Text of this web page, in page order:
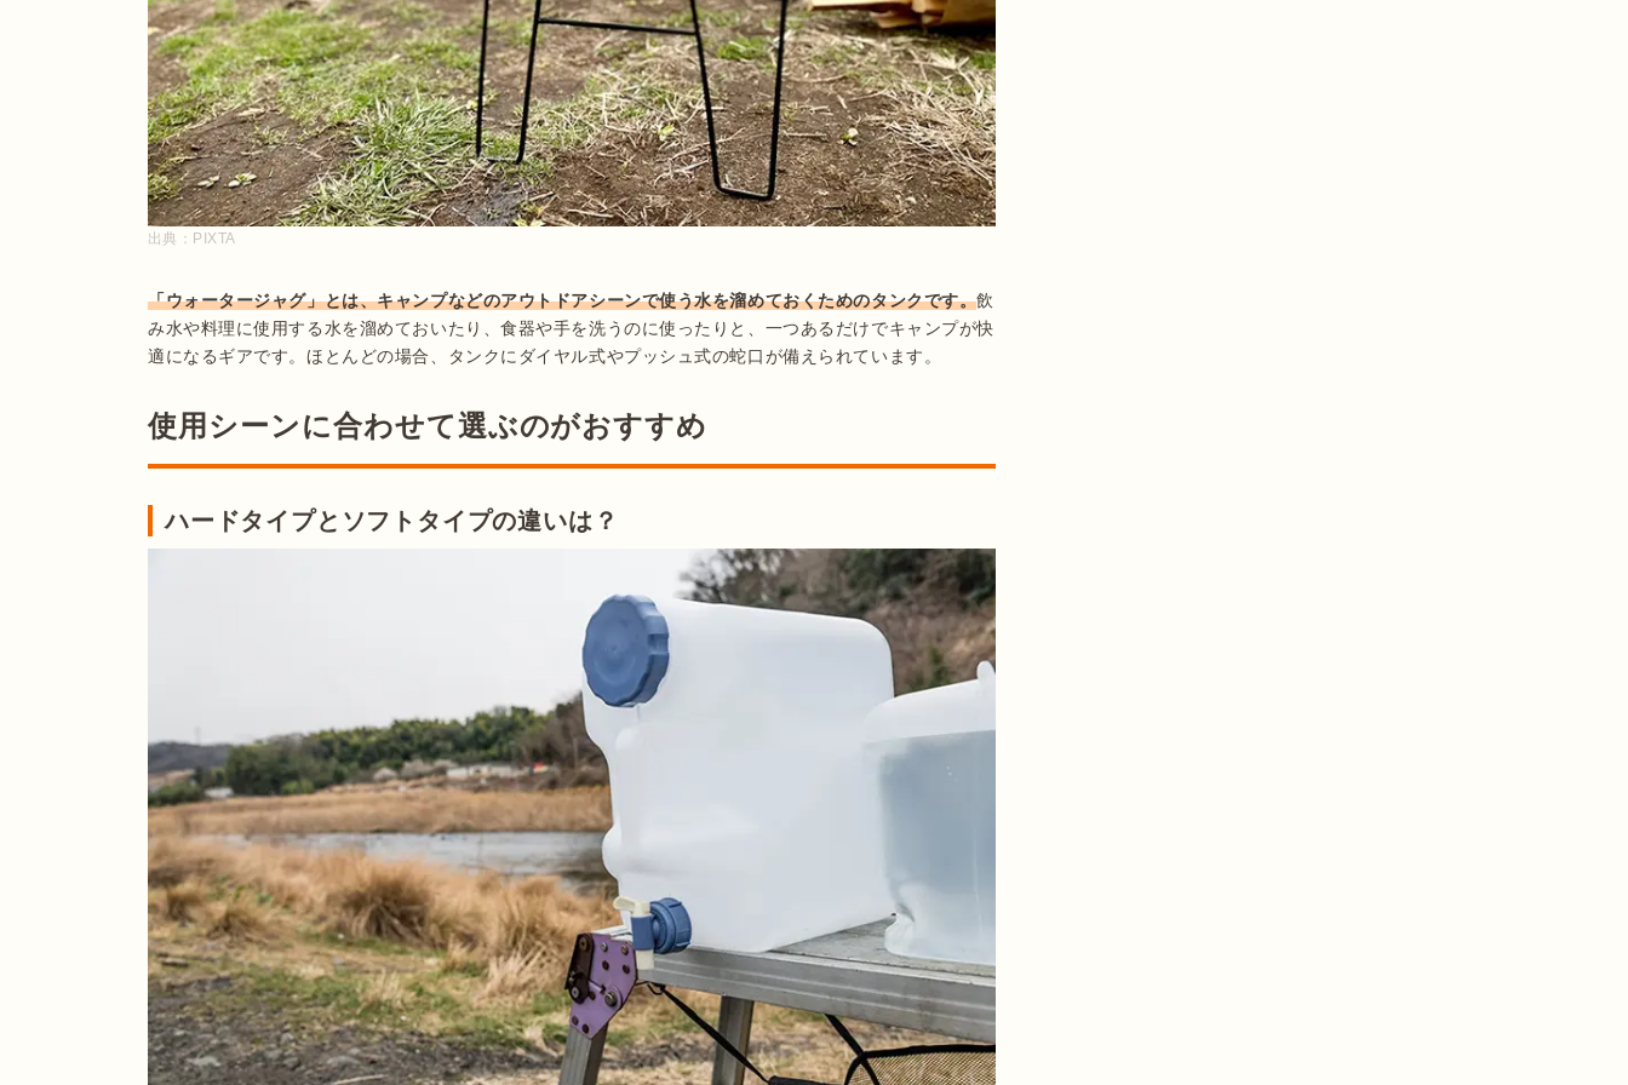
出典： PIXTA
「ウォータージャグ」とは、キャンプなどのアウトドアシーンで使う水を溜めておくためのタンクです。飲
み水や料理に使用する水を溜めておいたり、食器や手を洗うのに使ったりと、一つあるだけでキャンプが快
適になるギアです。ほとんどの場合、タンクにダイヤル式やプッシュ式の蛇口が備えられています。
使用シーンに合わせて選ぶのがおすすめ
ハードタイプとソフトタイプの違いは？